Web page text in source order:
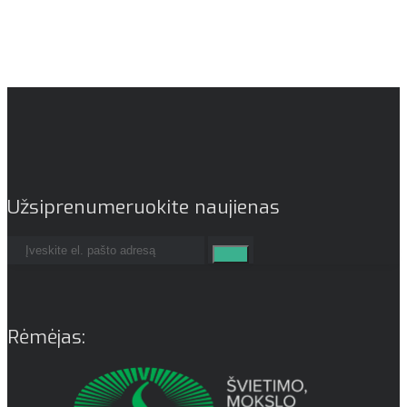
Užsiprenumeruokite naujienas
Rėmėjas: